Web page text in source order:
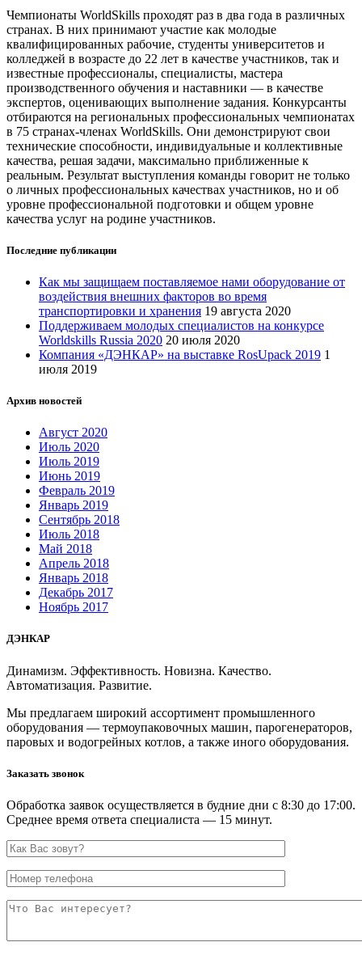
Чемпионаты WorldSkills проходят раз в два года в различных
странах. В них принимают участие как молодые
квалифицированных рабочие, студенты университетов и
колледжей в возрасте до 22 лет в качестве участников, так и
известные профессионалы, специалисты, мастера
производственного обучения и наставники — в качестве
экспертов, оценивающих выполнение задания. Конкурсанты
отбираются на региональных профессиональных чемпионатах
в 75 странах-членах WorldSkills. Они демонстрируют свои
технические способности, индивидуальные и коллективные
качества, решая задачи, максимально приближенные к
реальным. Результат выступления команды говорит не только
о личных профессиональных качествах участников, но и об
уровне профессиональной подготовки и общем уровне
качества услуг на родине участников.
Последние публикации
Как мы защищаем поставляемое нами оборудование от
воздействия внешних факторов во время
транспортировки и хранения 19 августа 2020
Поддерживаем молодых специалистов на конкурсе
Worldskills Russia 2020 20 июля 2020
Компания «ДЭНКАР» на выставке RosUpack 2019 1
июля 2019
Архив новостей
Август 2020
Июль 2020
Июль 2019
Июнь 2019
Февраль 2019
Январь 2019
Сентябрь 2018
Июль 2018
Май 2018
Апрель 2018
Январь 2018
Декабрь 2017
Ноябрь 2017
ДЭНКАР
Динамизм. Эффективность. Новизна. Качество.
Автоматизация. Развитие.
Мы предлагаем широкий ассортимент промышленного
оборудования — термоупаковочных машин, парогенераторов,
паровых и водогрейных котлов, а также иного оборудования.
Заказать звонок
Обработка заявок осуществляется в будние дни с 8:30 до 17:00.
Среднее время ответа специалиста — 15 минут.